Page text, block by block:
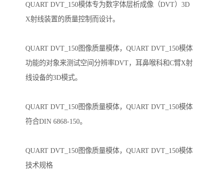
QUART DVT_150模体专为数字体层析成像（DVT）3D
X射线装置的质量控制而设计。
QUART DVT_150图像质量模体，QUART DVT_150模体
功能的对象来测试空间分辨率DVT，耳鼻喉科和C臂X射
线设备的3D模式。
QUART DVT_150图像质量模体，QUART DVT_150模体
符合DIN 6868-150。
QUART DVT_150图像质量模体，QUART DVT_150模体
技术规格